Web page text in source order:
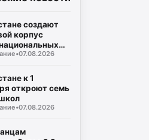
создают
корпус
•07.08.2026
к 1
откроют семь
•07.08.2026